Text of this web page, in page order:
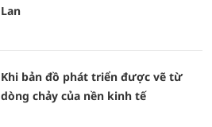
Lan
Khi bản đồ phát triển được vẽ từ
dòng chảy của nền kinh tế